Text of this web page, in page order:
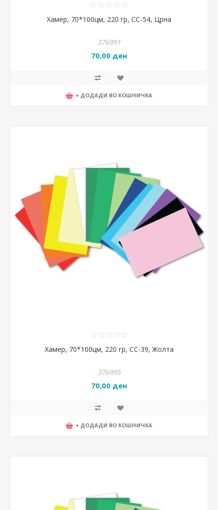
Хамер, 70*100цм, 220 гр, CC-54, Црна
376991
70,00 ден
+ ДОДАДИ ВО КОШНИЧКА
Хамер, 70*100цм, 220 гр, CC-39, Жолта
376995
70,00 ден
+ ДОДАДИ ВО КОШНИЧКА